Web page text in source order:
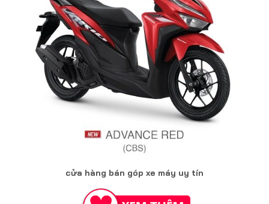
cửa hàng bán góp xe máy uy tín